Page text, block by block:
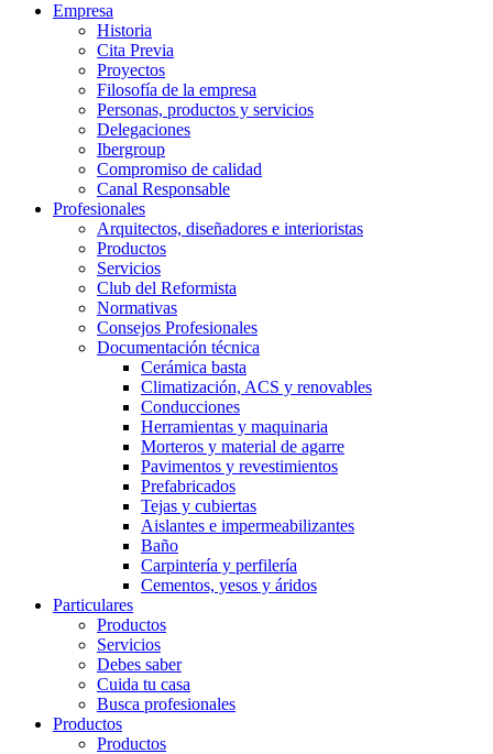
Empresa
Historia
Cita Previa
Proyectos
Filosofía de la empresa
Personas, productos y servicios
Delegaciones
Ibergroup
Compromiso de calidad
Canal Responsable
Profesionales
Arquitectos, diseñadores e interioristas
Productos
Servicios
Club del Reformista
Normativas
Consejos Profesionales
Documentación técnica
Cerámica basta
Climatización, ACS y renovables
Conducciones
Herramientas y maquinaria
Morteros y material de agarre
Pavimentos y revestimientos
Prefabricados
Tejas y cubiertas
Aislantes e impermeabilizantes
Baño
Carpintería y perfilería
Cementos, yesos y áridos
Particulares
Productos
Servicios
Debes saber
Cuida tu casa
Busca profesionales
Productos
Productos